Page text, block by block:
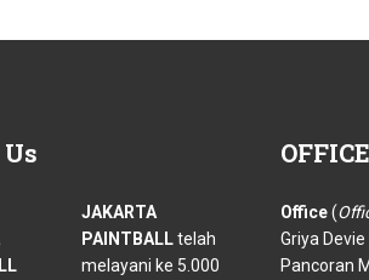
Us
JAKARTA
PAINTBALLtelah
melayani ke 5.000
OFFICE
Office(
Griya
Pancoran